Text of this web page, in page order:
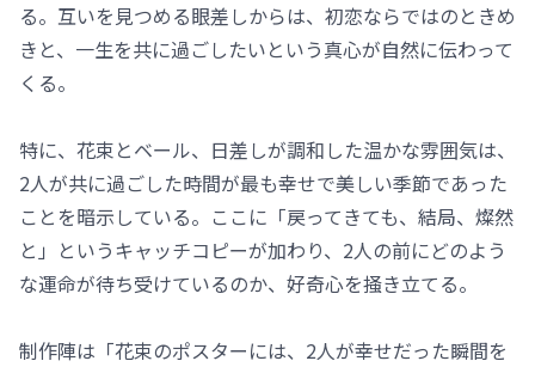
る。互いを見つめる眼差しからは、初恋ならではのときめ
きと、一生を共に過ごしたいという真心が自然に伝わって
くる。
特に、花束とベール、日差しが調和した温かな雰囲気は、
2人が共に過ごした時間が最も幸せで美しい季節であった
ことを暗示している。ここに「戻ってきても、結局、燦然
と」というキャッチコピーが加わり、2人の前にどのよう
な運命が待ち受けているのか、好奇心を掻き立てる。
制作陣は「花束のポスターには、2人が幸せだった瞬間を